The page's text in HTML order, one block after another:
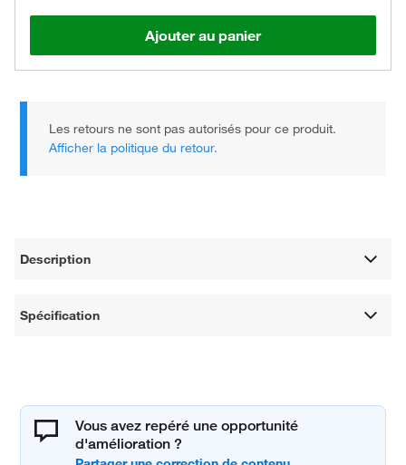
Ajouter au panier
Les retours ne sont pas autorisés pour ce produit.
Afficher la politique du retour.
Description
Spécification
Vous avez repéré une opportunité
d'amélioration ?